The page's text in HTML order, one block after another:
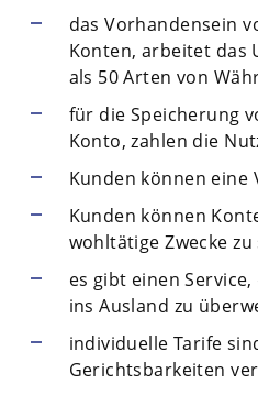
das Vorhandensein
Konten, arbeitet das
als 50 Arten von
für die Speicherung
Konto, zahlen die
Kunden können eine
Kunden können
wohltätige Zwecke zu
es gibt einen
ins Ausland zu
individuelle Tarife
Gerichtsbarkeiten